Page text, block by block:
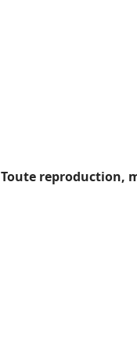
Toute reproduction,